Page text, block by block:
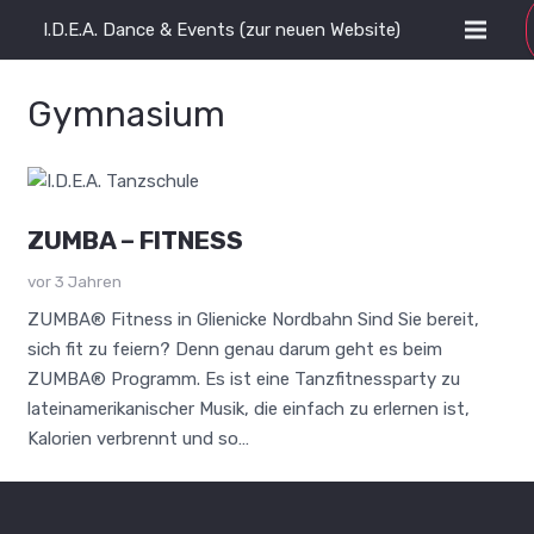
I.D.E.A. Dance & Events (zur neuen Website)
Gymnasium
ZUMBA – FITNESS
vor 3 Jahren
ZUMBA® Fitness in Glienicke Nordbahn Sind Sie bereit,
sich fit zu feiern? Denn genau darum geht es beim
ZUMBA® Programm. Es ist eine Tanzfitnessparty zu
lateinamerikanischer Musik, die einfach zu erlernen ist,
Kalorien verbrennt und so…